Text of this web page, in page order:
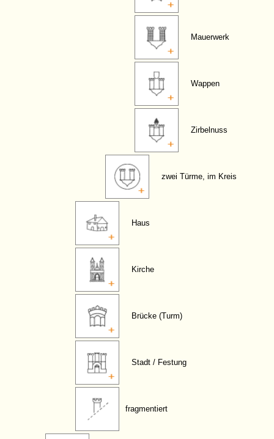
Mauerwerk
Wappen
Zirbelnuss
zwei Türme, im Kreis
Haus
Kirche
Brücke (Turm)
Stadt / Festung
fragmentiert